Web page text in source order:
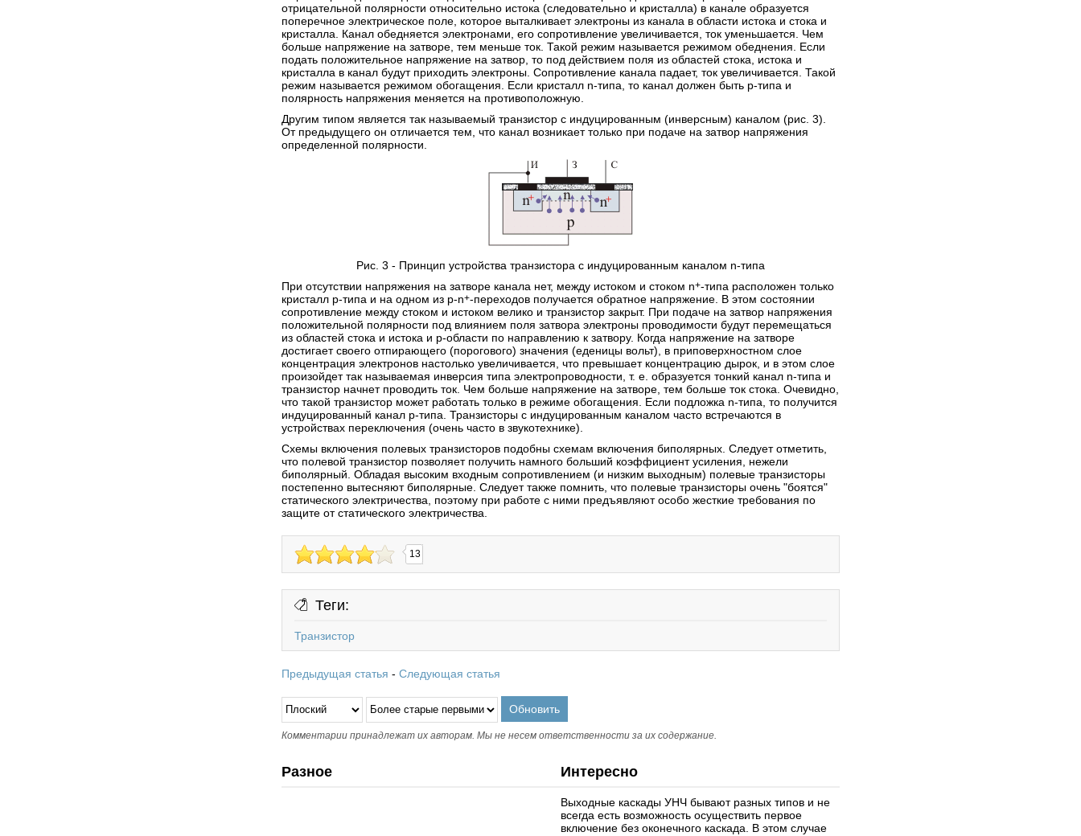
отрицательной полярности относительно истока (следовательно и кристалла) в канале образуется
поперечное электрическое поле, которое выталкивает электроны из канала в области истока и стока и
кристалла. Канал обедняется электронами, его сопротивление увеличивается, ток уменьшается. Чем
больше напряжение на затворе, тем меньше ток. Такой режим называется режимом обеднения. Если
подать положительное напряжение на затвор, то под действием поля из областей стока, истока и
кристалла в канал будут приходить электроны. Сопротивление канала падает, ток увеличивается. Такой
режим называется режимом обогащения. Если кристалл n-типа, то канал должен быть p-типа и
полярность напряжения меняется на противоположную.
Другим типом является так называемый транзистор с индуцированным (инверсным) каналом (рис. 3).
От предыдущего он отличается тем, что канал возникает только при подаче на затвор напряжения
определенной полярности.
Рис. 3 - Принцип устройства транзистора с индуцированным каналом n-типа
При отсутствии напряжения на затворе канала нет, между истоком и стоком n+-типа расположен только
кристалл p-типа и на одном из p-n+-переходов получается обратное напряжение. В этом состоянии
сопротивление между стоком и истоком велико и транзистор закрыт. При подаче на затвор напряжения
положительной полярности под влиянием поля затвора электроны проводимости будут перемещаться
из областей стока и истока и p-области по направлению к затвору. Когда напряжение на затворе
достигает своего отпирающего (порогового) значения (еденицы вольт), в приповерхностном слое
концентрация электронов настолько увеличивается, что превышает концентрацию дырок, и в этом слое
произойдет так называемая инверсия типа электропроводности, т. е. образуется тонкий канал n-типа и
транзистор начнет проводить ток. Чем больше напряжение на затворе, тем больше ток стока. Очевидно,
что такой транзистор может работать только в режиме обогащения. Если подложка n-типа, то получится
индуцированный канал p-типа. Транзисторы с индуцированным каналом часто встречаются в
устройствах переключения (очень часто в звукотехнике).
Схемы включения полевых транзисторов подобны схемам включения биполярных. Следует отметить,
что полевой транзистор позволяет получить намного больший коэффициент усиления, нежели
биполярный. Обладая высоким входным сопротивлением (и низким выходным) полевые транзисторы
постепенно вытесняют биполярные. Следует также помнить, что полевые транзисторы очень "боятся"
статического электричества, поэтому при работе с ними предъявляют особо жесткие требования по
защите от статического электричества.
13
Теги:
Транзистор
Предыдущая статья - Следующая статья
Комментарии принадлежат их авторам. Мы не несем ответственности за их содержание.
Разное Интересно
Выходные каскады УНЧ бывают разных типов и не
всегда есть возможность осуществить первое
включение без оконечного каскада. В этом случае